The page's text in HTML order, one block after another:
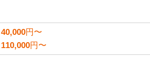
40,000円〜
110,000円〜